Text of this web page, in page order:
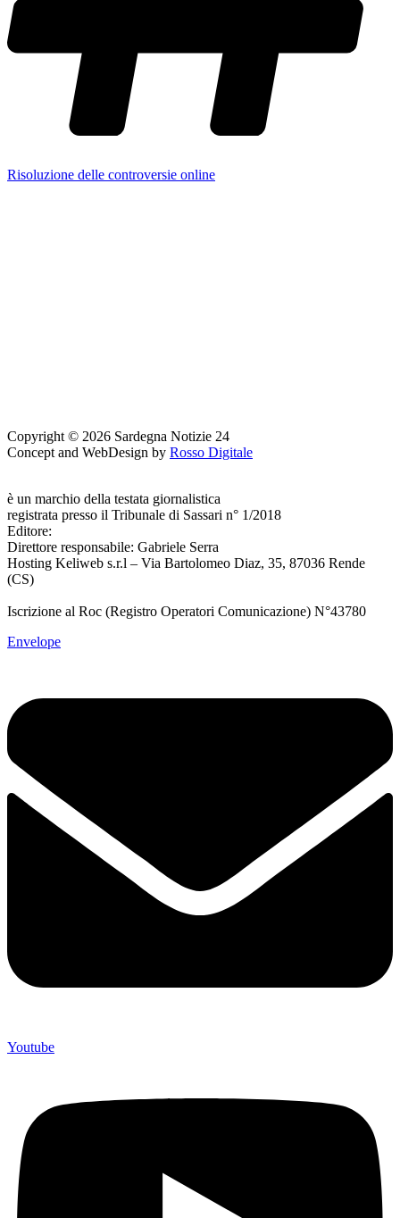
Risoluzione delle controversie online
Copyright © 2026 Sardegna Notizie 24
Concept and WebDesign by Rosso Digitale
è un marchio della testata giornalistica
registrata presso il Tribunale di Sassari n° 1/2018
Editore:
Direttore responsabile: Gabriele Serra
Hosting Keliweb s.r.l – Via Bartolomeo Diaz, 35, 87036 Rende
(CS)
Iscrizione al Roc (Registro Operatori Comunicazione) N°43780
Envelope
Youtube